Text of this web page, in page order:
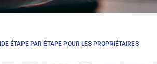
ÉTAPE PAR ÉTAPE POUR LES PROPRIÉTAIRES